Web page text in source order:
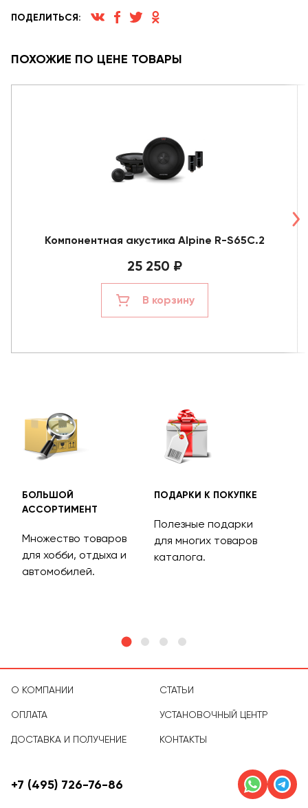
ПОДЕЛИТЬСЯ:
ПОХОЖИЕ ПО ЦЕНЕ ТОВАРЫ
Компонентная акустика Alpine R-S65C.2
25 250 ₽
В корзину
БОЛЬШОЙ
АССОРТИМЕНТ
Множество товаров
для хобби, отдыха и
автомобилей.
ПОДАРКИ К ПОКУПКЕ
Полезные подарки
для многих товаров
каталога.
О КОМПАНИИ
ОПЛАТА
ДОСТАВКА И ПОЛУЧЕНИЕ
СТАТЬИ
УСТАНОВОЧНЫЙ ЦЕНТР
КОНТАКТЫ
+7 (495) 726-76-86